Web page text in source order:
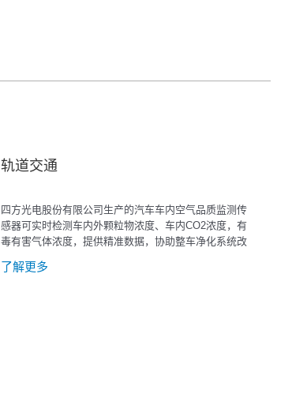
轨道交通
四方光电股份有限公司生产的汽车车内空气品质监测传
感器可实时检测车内外颗粒物浓度、车内CO2浓度，有
毒有害气体浓度，提供精准数据，协助整车净化系统改
了解更多